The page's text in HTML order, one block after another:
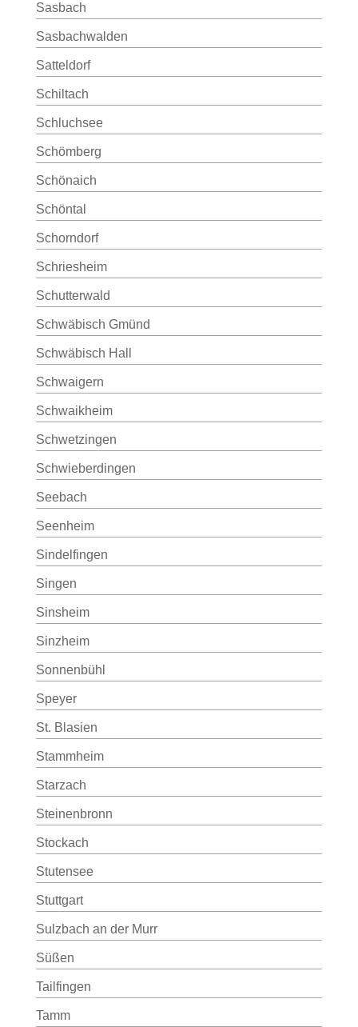
Sasbach
Sasbachwalden
Satteldorf
Schiltach
Schluchsee
Schömberg
Schönaich
Schöntal
Schorndorf
Schriesheim
Schutterwald
Schwäbisch Gmünd
Schwäbisch Hall
Schwaigern
Schwaikheim
Schwetzingen
Schwieberdingen
Seebach
Seenheim
Sindelfingen
Singen
Sinsheim
Sinzheim
Sonnenbühl
Speyer
St. Blasien
Stammheim
Starzach
Steinenbronn
Stockach
Stutensee
Stuttgart
Sulzbach an der Murr
Süßen
Tailfingen
Tamm